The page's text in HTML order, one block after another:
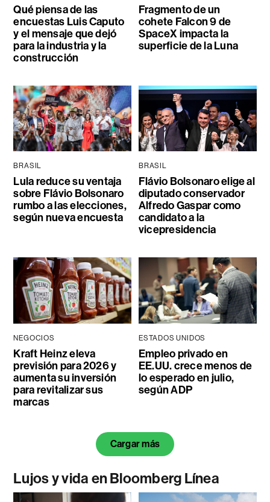
Qué piensa de las
encuestas Luis Caputo
y el mensaje que dejó
para la industria y la
construcción
Fragmento de un
cohete Falcon 9 de
SpaceX impacta la
superficie de la Luna
BRASIL
Lula reduce su ventaja
sobre Flávio Bolsonaro
rumbo a las elecciones,
según nueva encuesta
BRASIL
Flávio Bolsonaro elige al
diputado conservador
Alfredo Gaspar como
candidato a la
vicepresidencia
NEGOCIOS
Kraft Heinz eleva
previsión para 2026 y
aumenta su inversión
para revitalizar sus
marcas
ESTADOS UNIDOS
Empleo privado en
EE.UU. crece menos de
lo esperado en julio,
según ADP
Cargar más
Lujos y vida en Bloomberg Línea